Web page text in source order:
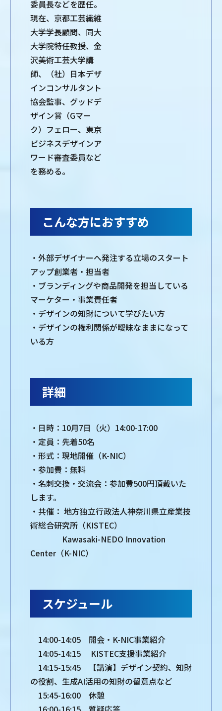
委員長などを歴任。
現在、京都工芸繊維
大学学長顧問、同大
大学院特任教授、金
沢美術工芸大学講
師、（社）日本デザ
インコンサルタント
協会監事、グッドデ
ザイン賞（Gマー
ク）フェロー、東京
ビジネスデザインア
ワード審査委員など
を務める。
こんな方におすすめ
・外部デザイナーへ発注する立場のスタート
アップ創業者・担当者
・ブランディングや商品開発を担当している
マーケター・事業責任者
・デザインの知財について学びたい方
・デザインの権利関係が曖昧なままになって
いる方
詳細
・日時：10月7日（火）14:00-17:00
・定員：先着50名
・形式：現地開催（K-NIC）
・参加費：無料
・名刺交換・交流会：参加費500円頂戴いた
します。
・共催： 地方独立行政法人神奈川県立産業技
術総合研究所（KISTEC）
Kawasaki-NEDO Innovation
Center（K-NIC）
スケジュール
14:00-14:05 開会・K-NIC事業紹介
14:05-14:15 KISTEC支援事業紹介
14:15-15:45 【講演】デザイン契約、知財
の役割、生成AI活用の知財の留意点など
15:45-16:00 休憩